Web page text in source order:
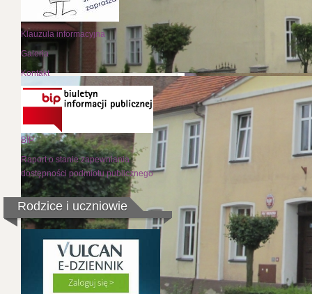
Klauzula informacyjna
Galeria
Kontakt
BIP
Raport o stanie zapewniania
dostępności podmiotu publicznego
Rodzice i uczniowie